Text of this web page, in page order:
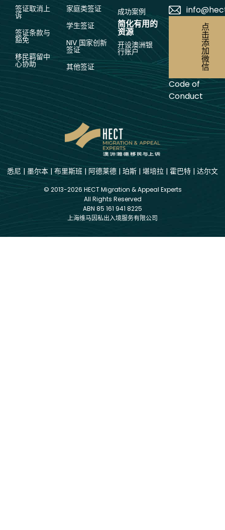
签证取消上
诉
签证条款与
豁免
移民羁留中
心协助
家庭类签证
学生签证
NIV 国家创新
签证
其他签证
成功案例
简化有用的
资源
开设澳洲银
行账户
点
击
添
加
微
信
Code of
Conduct
悉尼 | 墨尔本 | 布里斯班 | 阿德莱德 | 珀斯 | 堪培拉 | 霍巴特 | 达尔文
© 2013-2026 HECT Migration & Appeal Experts
All Rights Reserved
ABN 85 161 941 8225
上海维马因私出入境服务有限公司